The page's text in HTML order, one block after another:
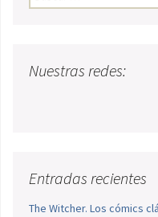
Nuestras redes:
Entradas recientes
The Witcher. Los cómics